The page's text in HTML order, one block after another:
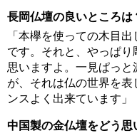
長岡仏壇の良いところは
「本欅を使っての木目
です。それと、やっぱり
思いますよ。一見ぱっと
が、それは仏の世界を
ンスよく出来ています」
中国製の金仏壇をどう思